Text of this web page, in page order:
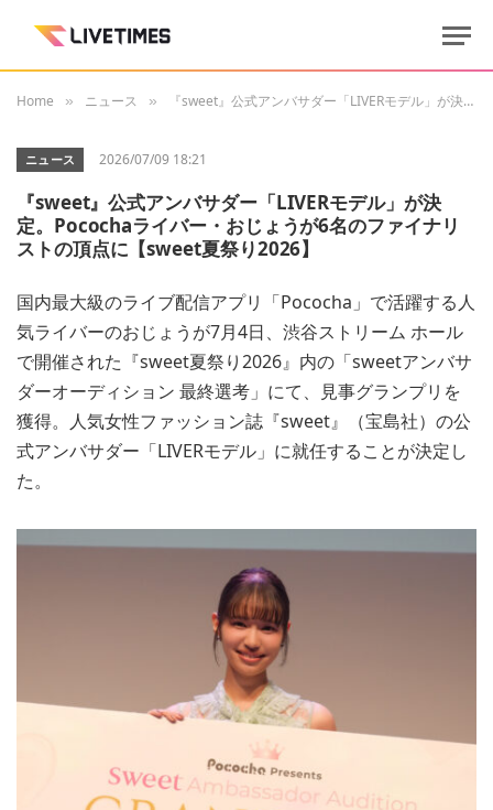
Home » ニュース » 『sweet』公式アンバサダー「LIVERモデル」が決定。Pocochaライバー・おじょうが6名のファイナリストの頂点に【sweet夏祭り2026】
ニュース 2026/07/09 18:21
『sweet』公式アンバサダー「LIVERモデル」が決
定。Pocochaライバー・おじょうが6名のファイナリ
ストの頂点に【sweet夏祭り2026】
国内最大級のライブ配信アプリ「Pococha」で活躍する人
気ライバーのおじょうが7月4日、渋谷ストリーム ホール
で開催された『sweet夏祭り2026』内の「sweetアンバサ
ダーオーディション 最終選考」にて、見事グランプリを
獲得。人気女性ファッション誌『sweet』（宝島社）の公
式アンバサダー「LIVERモデル」に就任することが決定し
た。